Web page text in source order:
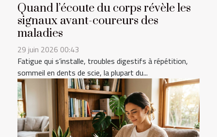
Quand l’écoute du corps révèle les
signaux avant-coureurs des
maladies
29 juin 2026 00:43
Fatigue qui s’installe, troubles digestifs à répétition,
sommeil en dents de scie, la plupart du...